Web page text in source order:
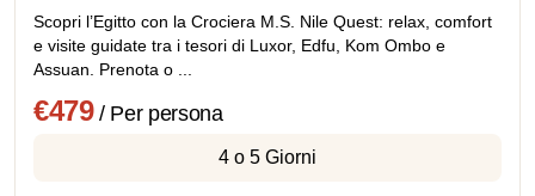
Scopri l’Egitto con la Crociera M.S. Nile Quest: relax, comfort
e visite guidate tra i tesori di Luxor, Edfu, Kom Ombo e
Assuan. Prenota o ...
€479/ Per persona
4 o 5 Giorni